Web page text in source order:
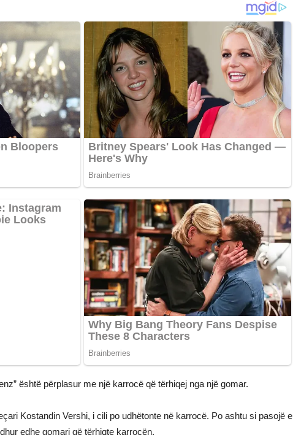
është përplasur me një karrocë që tërhiqej nga një gomar.
Kostandin Vershi, i cili po udhëtonte në karrocë. Po ashtu si pasojë e
edhe gomari që tërhiqte karrocën.